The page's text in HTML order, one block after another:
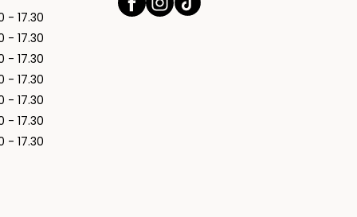
- 17.30
- 17.30
- 17.30
- 17.30
- 17.30
- 17.30
- 17.30